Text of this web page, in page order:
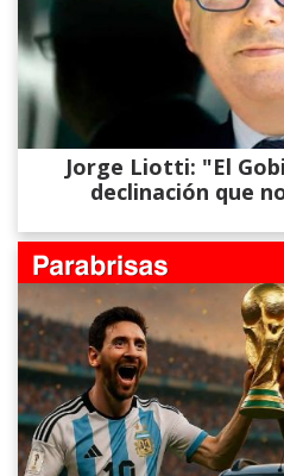
Jorge Liotti: "El
declinación que